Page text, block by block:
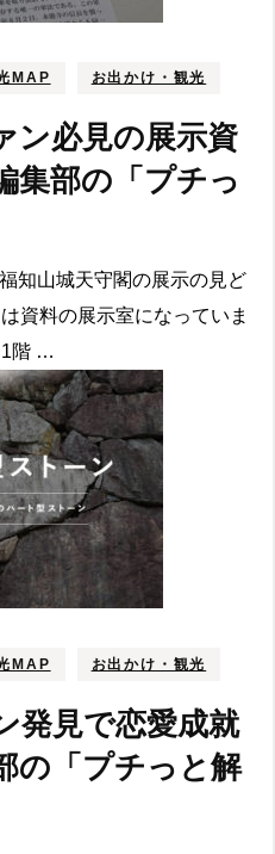
MAP お出かけ・観光
ン必見の展示資
集部の「プチっ
知山城天守閣の展示の見ど
資料の展示室になっていま
階 …
MAP お出かけ・観光
発見で恋愛成就
の「プチっと解